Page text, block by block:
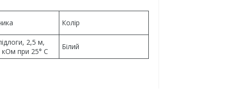
Колір
2,5 м,
кОм при 25° С
Білий